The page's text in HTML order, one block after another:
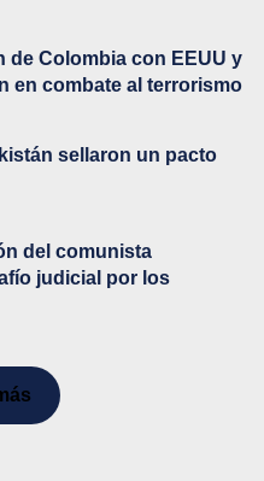
de Colombia con EEUU y
en combate al terrorismo
sellaron un pacto
del comunista
judicial por los